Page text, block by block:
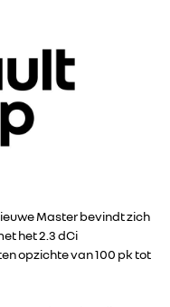
Master bevindt zich
het 2.3 dCi
opzichte van 100 pk tot